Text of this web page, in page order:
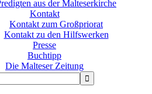
aus der Malteserkirche
Kontakt
Kontakt zum Großpriorat
Kontakt zu den Hilfswerken
Presse
Buchtipp
Die Malteser Zeitung